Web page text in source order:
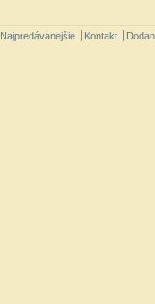
Najpredávanejšie Kontakt